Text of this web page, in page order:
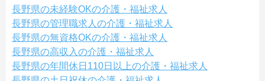
長野県の未経験OKの介護・福祉求人
長野県の管理職求人の介護・福祉求人
長野県の無資格OKの介護・福祉求人
長野県の高収入の介護・福祉求人
長野県の年間休日110日以上の介護・福祉求人